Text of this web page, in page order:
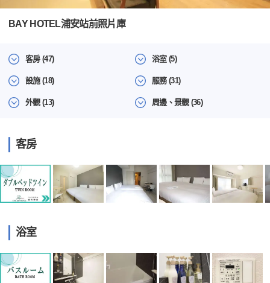
BAY HOTEL浦安站前照片庫
客房 (47) 浴室 (5)
設施 (18) 服務 (31)
外觀 (13) 周邊、景觀 (36)
客房
浴室